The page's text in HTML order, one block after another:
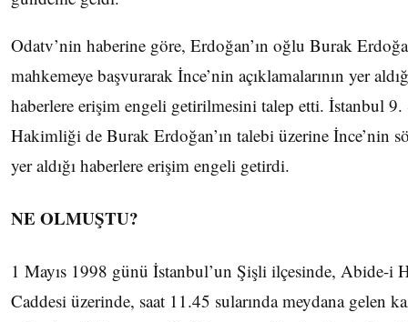
Odatv’nin haberine göre, Erdoğan’ın oğlu Burak
mahkemeye başvurarak İnce’nin açıklamalarının yer
haberlere erişim engeli getirilmesini talep etti. İstanbul 9.
Hakimliği de Burak Erdoğan’ın talebi üzerine İnce’nin
yer aldığı haberlere erişim engeli getirdi.
NE OLMUŞTU?
1 Mayıs 1998 günü İstanbul’un Şişli ilçesinde, Abide-i
Caddesi üzerinde, saat 11.45 sularında meydana gelen